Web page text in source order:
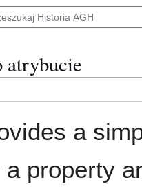
atrybucie
a
property